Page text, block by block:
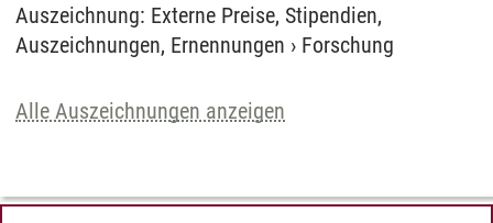
Auszeichnung: Externe Preise, Stipendien,
Auszeichnungen, Ernennungen › Forschung
Alle Auszeichnungen anzeigen